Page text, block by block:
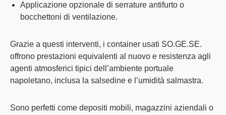
Applicazione opzionale di serrature antifurto o
bocchettoni di ventilazione.
Grazie a questi interventi, i container usati SO.GE.SE.
offrono prestazioni equivalenti al nuovo e resistenza agli
agenti atmosferici tipici dell’ambiente portuale
napoletano, inclusa la salsedine e l’umidità salmastra.
Sono perfetti come depositi mobili, magazzini aziendali o